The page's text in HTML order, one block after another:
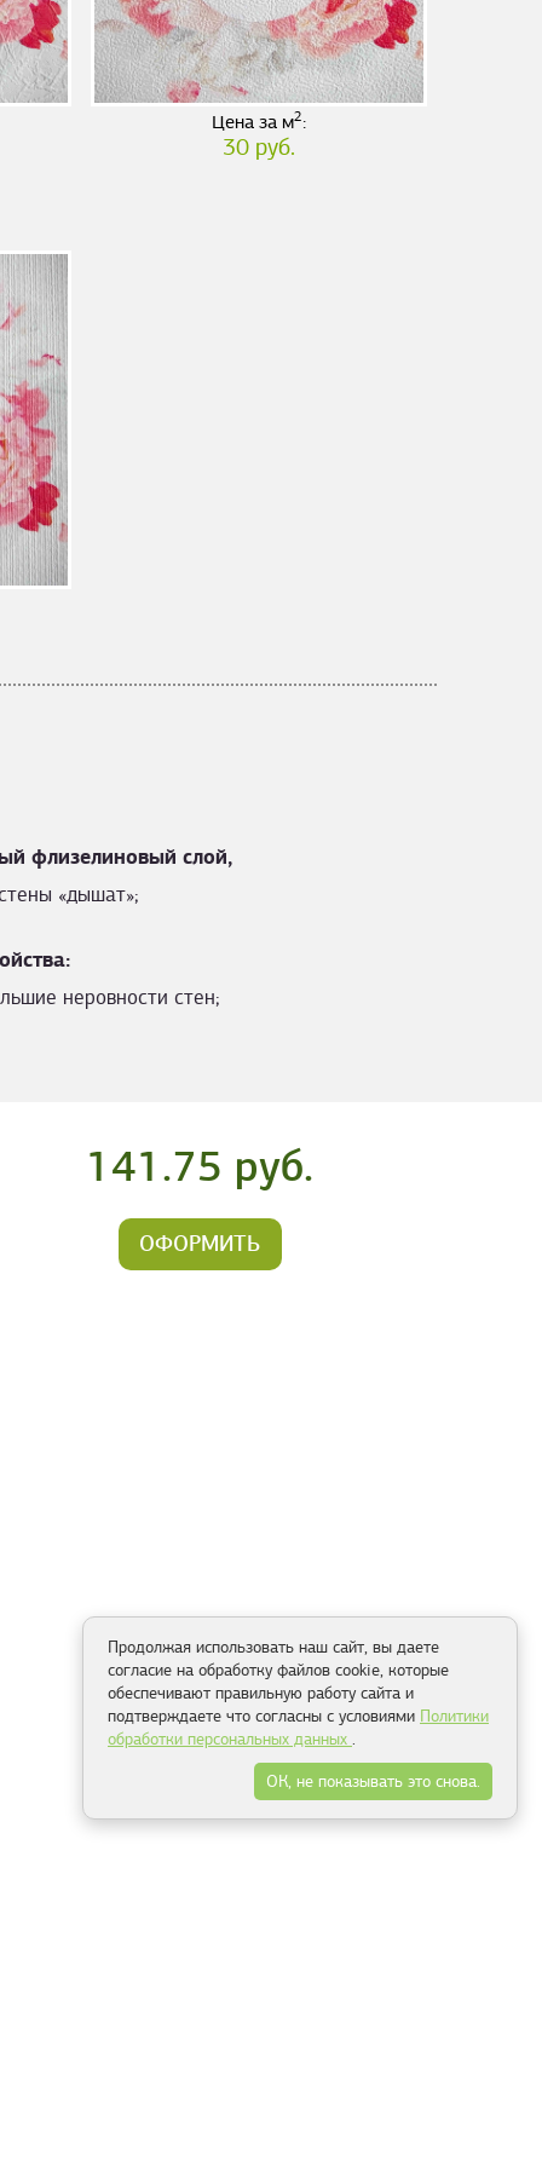
Цена за м2:
30 руб.
флизелиновый слой,
«дышат»;
неровности стен;
141.75 руб.
ОФОРМИТЬ
Продолжая использовать наш сайт, вы даете
согласие на обработку файлов cookie, которые
обеспечивают правильную работу сайта и
подтверждаете что согласны с условиями Политики
обработки персональных данных .
ОК, не показывать это снова.